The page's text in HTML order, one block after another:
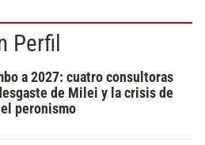
Perfil
a 2027: cuatro consultoras
de Milei y la crisis de
peronismo